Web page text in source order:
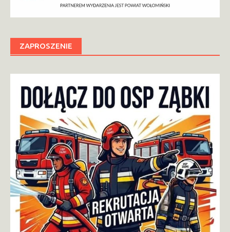
ZAPROSZENIE